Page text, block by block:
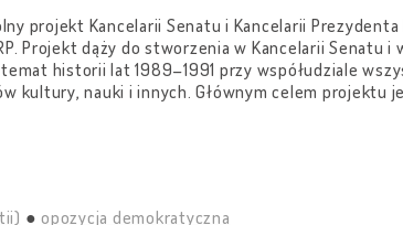
projekt Kancelarii Senatu i Kancelarii Prezydenta
Projekt dąży do stworzenia w Kancelarii Senatu i
historii lat 1989–1991 przy współudziale
kultury, nauki i innych. Głównym celem projektu
opozycja demokratyczna